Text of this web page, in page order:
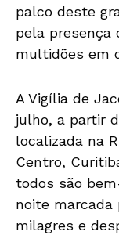
palco deste
pela presença
multidões em
A Vigília de
julho, a partir
localizada na
Centro,
todos são
noite marcada
milagres e